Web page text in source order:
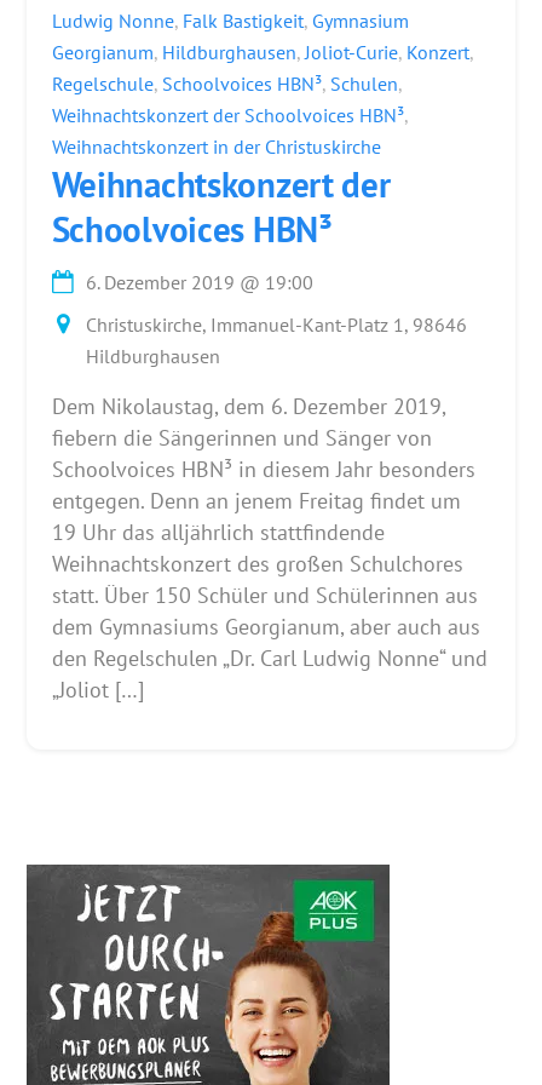
Ludwig Nonne, Falk Bastigkeit, Gymnasium
Georgianum, Hildburghausen, Joliot-Curie, Konzert,
Regelschule, Schoolvoices HBN³, Schulen,
Weihnachtskonzert der Schoolvoices HBN³,
Weihnachtskonzert in der Christuskirche
Weihnachtskonzert der
Schoolvoices HBN³
6. Dezember 2019 @ 19:00
Christuskirche, Immanuel-Kant-Platz 1, 98646
Hildburghausen
Dem Nikolaustag, dem 6. Dezember 2019,
fiebern die Sängerinnen und Sänger von
Schoolvoices HBN³ in diesem Jahr besonders
entgegen. Denn an jenem Freitag findet um
19 Uhr das alljährlich stattfindende
Weihnachtskonzert des großen Schulchores
statt. Über 150 Schüler und Schülerinnen aus
dem Gymnasiums Georgianum, aber auch aus
den Regelschulen „Dr. Carl Ludwig Nonne“ und
„Joliot […]